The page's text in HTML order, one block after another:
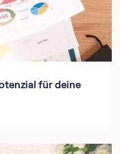
für deine